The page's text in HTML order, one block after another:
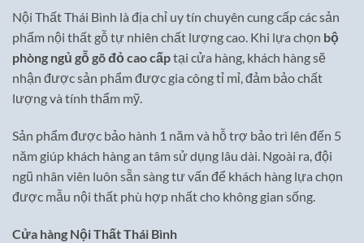
Nội Thất Thái Bình là địa chỉ uy tín chuyên cung cấp các sản
phẩm nội thất gỗ tự nhiên chất lượng cao. Khi lựa chọn bộ
phòng ngủ gỗ gõ đỏ cao cấptại cửa hàng, khách hàng sẽ
nhận được sản phẩm được gia công tỉ mỉ, đảm bảo chất
lượng và tính thẩm mỹ.
Sản phẩm được bảo hành 1 năm và hỗ trợ bảo trì lên đến 5
năm giúp khách hàng an tâm sử dụng lâu dài. Ngoài ra, đội
ngũ nhân viên luôn sẵn sàng tư vấn để khách hàng lựa chọn
được mẫu nội thất phù hợp nhất cho không gian sống.
Cửa hàng Nội Thất Thái Bình